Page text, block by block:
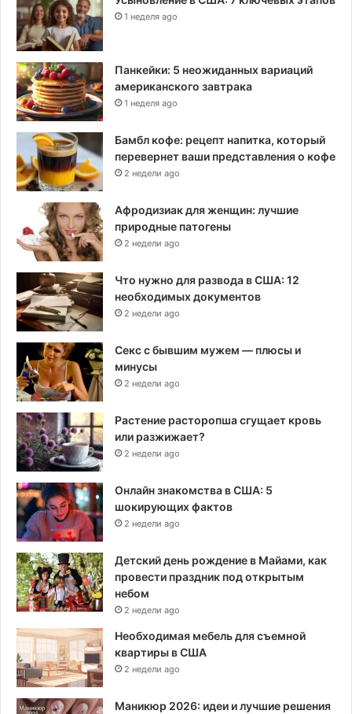
1 неделя ago
Панкейки: 5 неожиданных вариаций
американского завтрака
1 неделя ago
Бамбл кофе: рецепт напитка, который
перевернет ваши представления о кофе
2 недели ago
Афродизиак для женщин: лучшие
природные патогены
2 недели ago
Что нужно для развода в США: 12
необходимых документов
2 недели ago
Секс с бывшим мужем — плюсы и
минусы
2 недели ago
Растение расторопша сгущает кровь
или разжижает?
2 недели ago
Онлайн знакомства в США: 5
шокирующих фактов
2 недели ago
Детский день рождение в Майами, как
провести праздник под открытым
небом
2 недели ago
Необходимая мебель для съемной
квартиры в США
2 недели ago
Маникюр 2026: идеи и лучшие решения